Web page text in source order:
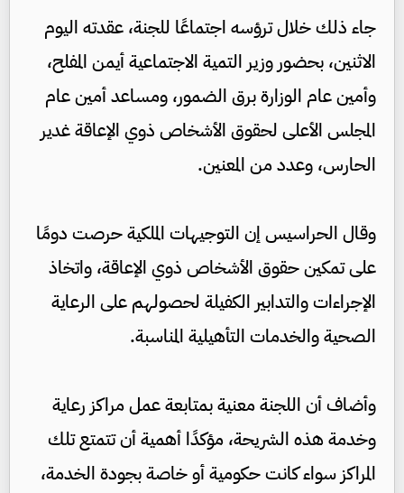
جاء ذلك خلال ترؤسه اجتماعًا للجنة، عقدته اليوم
الاثنين، بحضور وزير التمية الاجتماعية أيمن المفلح،
وأمين عام الوزارة برق الضمور، ومساعد أمين عام
المجلس الأعلى لحقوق الأشخاص ذوي الإعاقة غدير
الحارس، وعدد من المعنين.
وقال الحراسيس إن التوجيهات الملكية حرصت دومًا
على تمكين حقوق الأشخاص ذوي الإعاقة، واتخاذ
الإجراءات والتدابير الكفيلة لحصولهم على الرعاية
الصحية والخدمات التأهيلية المناسبة.
وأضاف أن اللجنة معنية بمتابعة عمل مراكز رعاية
وخدمة هذه الشريحة، مؤكدًا أهمية أن تتمتع تلك
المراكز سواء كانت حكومية أو خاصة بجودة الخدمة،